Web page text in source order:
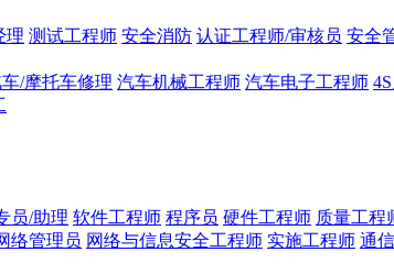
理 测试工程师 安全消防 认证工程师/审核员 安全
/摩托车修理 汽车机械工程师 汽车电子工程师
员/助理 软件工程师 程序员 硬件工程师 质量工程
络管理员 网络与信息安全工程师 实施工程师 通